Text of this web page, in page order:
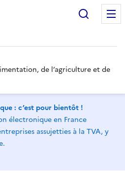
de l’agriculture et de
: c’est pour bientôt !
électronique en France
assujetties à la TVA, y